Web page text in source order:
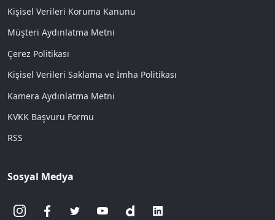
Kişisel Verileri Koruma Kanunu
Müşteri Aydınlatma Metni
Çerez Politikası
Kişisel Verileri Saklama ve İmha Politikası
Kamera Aydınlatma Metni
KVKK Başvuru Formu
RSS
Sosyal Medya